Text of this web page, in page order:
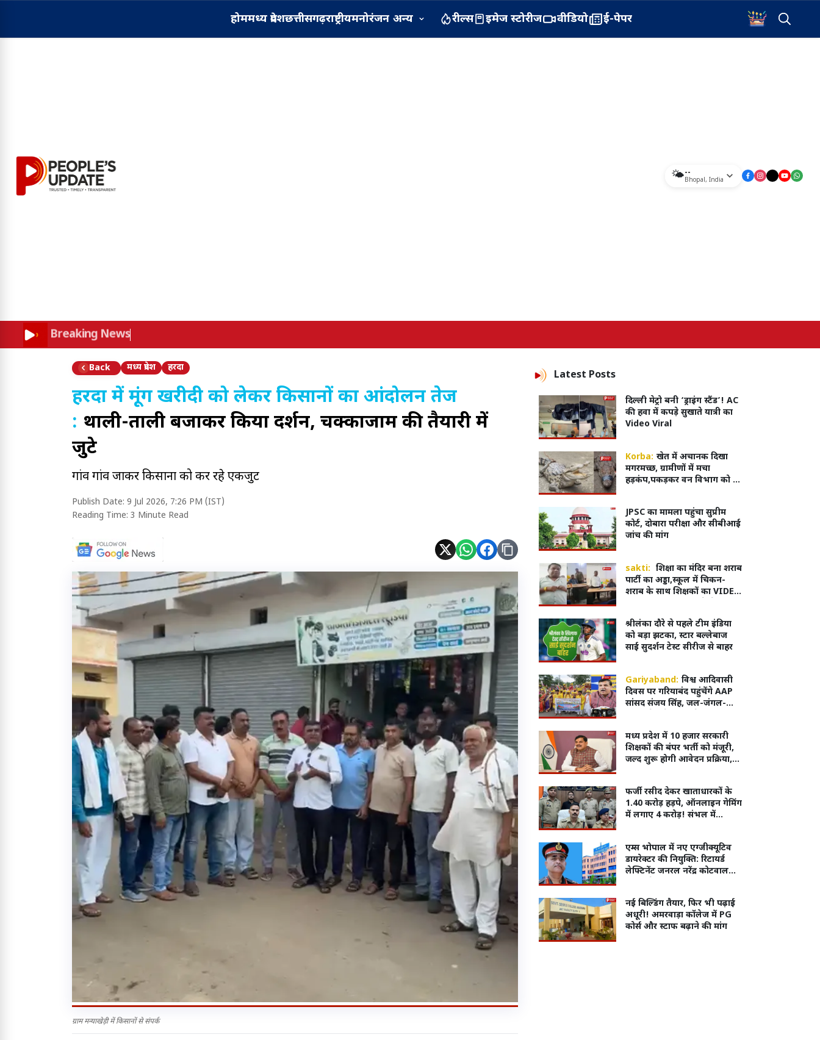
होममध्य प्रदेशछत्तीसगढ़राष्ट्रीयमनोरंजन अन्य रील्स इमेज स्टोरीज वीडियो ई-पेपर
🌤️--
Bhopal , India
Breaking News
Back मध्य प्रदेश हरदा
हरदा में मूंग खरीदी को लेकर किसानों का आंदोलन तेज
: थाली-ताली बजाकर किया प्रदर्शन, चक्काजाम की तैयारी में
जुटे
गांव गांव जाकर किसानों को कर रहे एकजुट
Publish Date: 9 Jul 2026, 7:26 PM (IST)
Reading Time: 3 Minute Read
ग्राम मन्याखेड़ी में किसानों से संपर्क
Latest Posts
दिल्ली मेट्रो बनी ‘ड्राइंग स्टैंड’! AC
की हवा में कपड़े सुखाते यात्री का
Video Viral
Korba: खेत में अचानक दिखा
मगरमच्छ, ग्रामीणों में मचा
हड़कंप,पकड़कर वन विभाग को दी
JPSC का मामला पहुंचा सुप्रीम
कोर्ट, दोबारा परीक्षा और सीबीआई
जांच की मांग
sakti: शिक्षा का मंदिर बना शराब
पार्टी का अड्डा,स्कूल में चिकन-
शराब के साथ शिक्षकों का VIDEO
श्रीलंका दौरे से पहले टीम इंडिया
को बड़ा झटका, स्टार बल्लेबाज
साई सुदर्शन टेस्ट सीरीज से बाहर
Gariyaband: विश्व आदिवासी
दिवस पर गरियाबंद पहुंचेंगे AAP
सांसद संजय सिंह, जल-जंगल-
मध्य प्रदेश में 10 हजार सरकारी
शिक्षकों की बंपर भर्ती को मंजूरी,
जल्द शुरू होगी आवेदन प्रक्रिया,
फर्जी रसीद देकर खाताधारकों के
1.40 करोड़ हड़पे, ऑनलाइन गेमिंग
में लगाए 4 करोड़! संभल में
एम्स भोपाल में नए एग्जीक्यूटिव
डायरेक्टर की नियुक्ति: रिटायर्ड
लेफ्टिनेंट जनरल नरेंद्र कोटवाल
नई बिल्डिंग तैयार, फिर भी पढ़ाई
अधूरी! अमरवाड़ा कॉलेज में PG
कोर्स और स्टाफ बढ़ाने की मांग